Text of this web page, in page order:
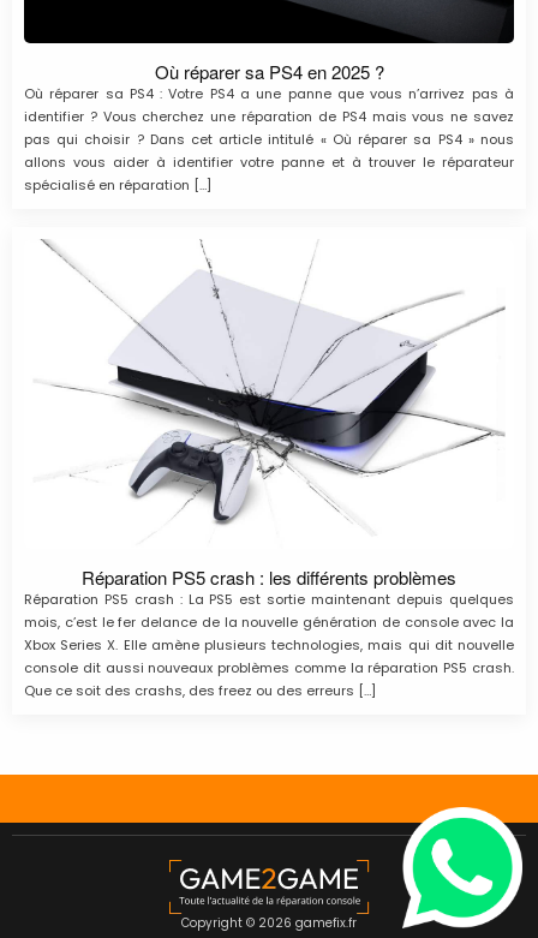
Où réparer sa PS4 en 2025 ?
Où réparer sa PS4 : Votre PS4 a une panne que vous n’arrivez pas à
identifier ? Vous cherchez une réparation de PS4 mais vous ne savez
pas qui choisir ? Dans cet article intitulé « Où réparer sa PS4 » nous
allons vous aider à identifier votre panne et à trouver le réparateur
spécialisé en réparation […]
Réparation PS5 crash : les différents problèmes
Réparation PS5 crash : La PS5 est sortie maintenant depuis quelques
mois, c’est le fer delance de la nouvelle génération de console avec la
Xbox Series X. Elle amène plusieurs technologies, mais qui dit nouvelle
console dit aussi nouveaux problèmes comme la réparation PS5 crash.
Que ce soit des crashs, des freez ou des erreurs […]
Copyright © 2026 gamefix.fr